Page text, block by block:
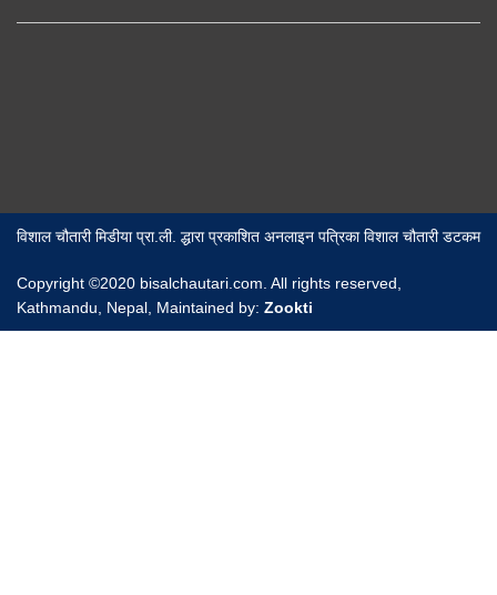
विशाल चौतारी मिडीया प्रा.ली. द्धारा प्रकाशित अनलाइन पत्रिका विशाल चौतारी डटकम
Copyright ©2020 bisalchautari.com. All rights reserved,
Kathmandu, Nepal, Maintained by: Zookti